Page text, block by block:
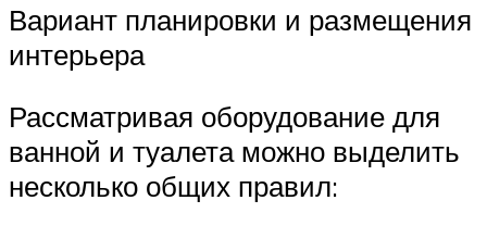
Вариант планировки и размещения
интерьера
Рассматривая оборудование для
ванной и туалета можно выделить
несколько общих правил: